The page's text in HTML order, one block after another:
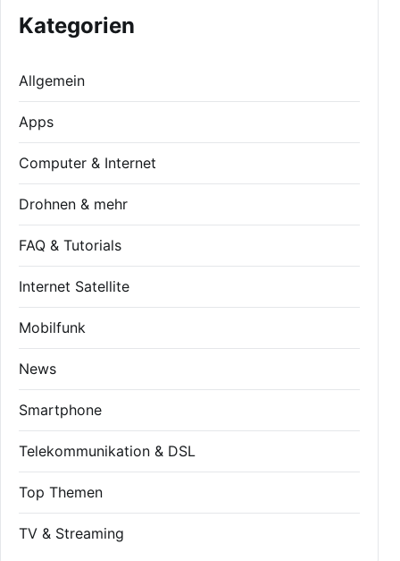
Kategorien
Allgemein
Apps
Computer & Internet
Drohnen & mehr
FAQ & Tutorials
Internet Satellite
Mobilfunk
News
Smartphone
Telekommunikation & DSL
Top Themen
TV & Streaming